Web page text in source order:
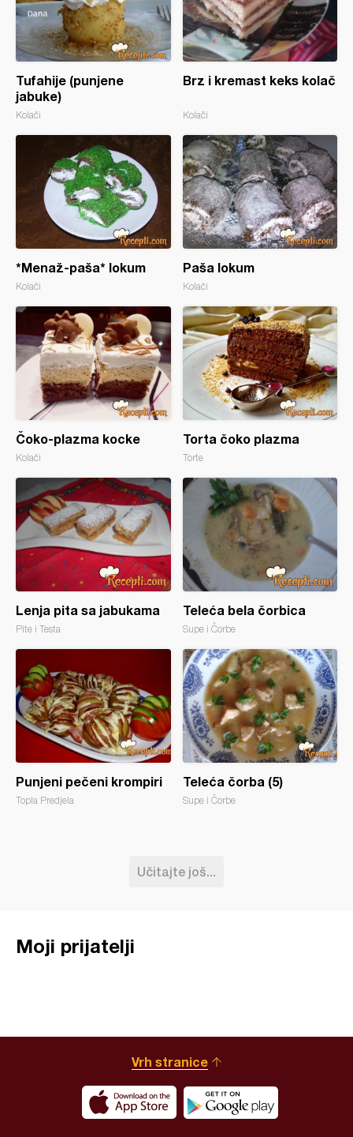
Tufahije (punjene
jabuke)
Kolači
Brz i kremast keks kolač
Kolači
*Menaž-paša* lokum
Kolači
Paša lokum
Kolači
Čoko-plazma kocke
Kolači
Torta čoko plazma
Torte
Lenja pita sa jabukama
Pite i Testa
Teleća bela čorbica
Supe i Čorbe
Punjeni pečeni krompiri
Topla Predjela
Teleća čorba (5)
Supe i Čorbe
Učitajte još...
Moji prijatelji
Vrh stranice